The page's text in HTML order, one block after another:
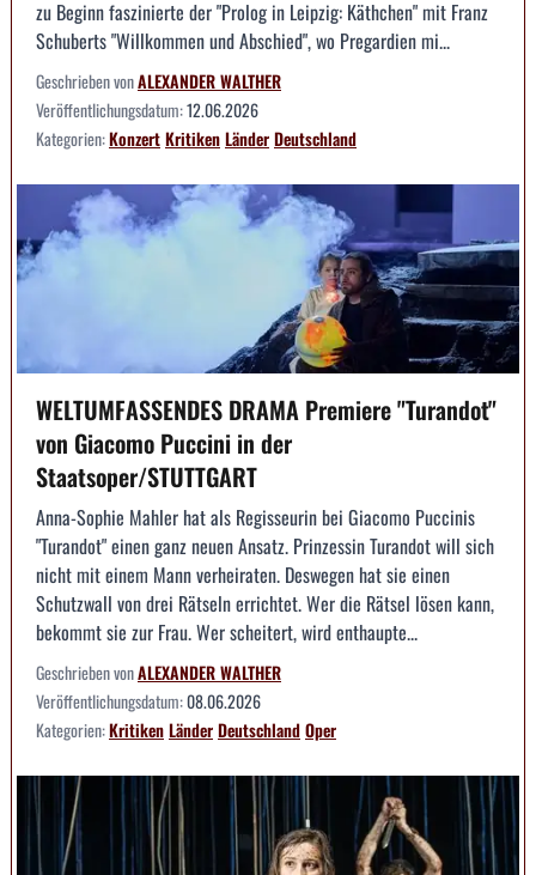
zu Beginn faszinierte der "Prolog in Leipzig: Käthchen" mit Franz
Schuberts "Willkommen und Abschied", wo Pregardien mi...
Geschrieben vonALEXANDER WALTHER
Veröffentlichungsdatum:12.06.2026
Kategorien:KonzertKritikenLänderDeutschland
WELTUMFASSENDES DRAMA Premiere "Turandot"
von Giacomo Puccini in der
Staatsoper/STUTTGART
Anna-Sophie Mahler hat als Regisseurin bei Giacomo Puccinis
"Turandot" einen ganz neuen Ansatz. Prinzessin Turandot will sich
nicht mit einem Mann verheiraten. Deswegen hat sie einen
Schutzwall von drei Rätseln errichtet. Wer die Rätsel lösen kann,
bekommt sie zur Frau. Wer scheitert, wird enthaupte...
Geschrieben vonALEXANDER WALTHER
Veröffentlichungsdatum:08.06.2026
Kategorien:KritikenLänderDeutschlandOper